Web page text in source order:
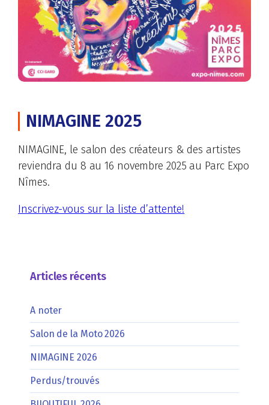
NIMAGINE 2025
NIMAGINE, le salon des créateurs & des artistes
reviendra du 8 au 16 novembre 2025 au Parc Expo
Nîmes.
Inscrivez-vous sur la liste d’attente!
Articles récents
A noter
Salon de la Moto 2026
NIMAGINE 2026
Perdus/trouvés